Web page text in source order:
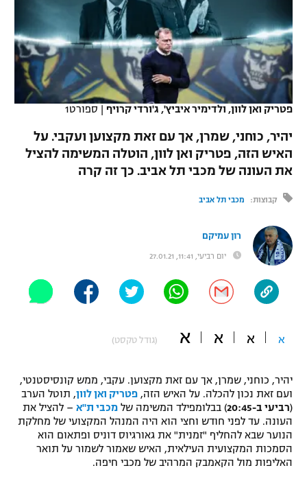
VOD
רץ ברשת
תוצאות
ברחבה
"מעל הליגה" – פודקאסט
תקנון משתתפים וזוכים בפרסים
תקנון עבור פעילות אלקטרה
טניס
גיימינג E-Sports
נבחרת ישראל
מכבי חיפה
בית"ר ירושלים
מכבי תל אביב
הפועל תל אביב
מכבי נתניה
בני יהודה
ליגה ספרדית
ליגה איטלקית
ליגה צרפתית
ליגה טורקית
ליגה סינית
ליגה ברזילאית
ליגות נוספות
מכבי תל אביב
הפועל חולון
הפועל ירושלים
דני אבדיה
יורוליג
יורוקאפ
טניס
כדוריד
כדורעף
שחייה
ג'ודו
אגרוף
ספורט אולימפי
היאבקות WWE
אופניים
פוטבול אמריקאי NFL
בייסבול MLB
פטריק ואן לוון, ולדימיר איביץ', ג'ורדי קרויף | ספורט1
יהיר, כוחני, שמרן, אך עם זאת מקצוען ועקבי. על
האיש הזה, פטריק ואן לוון, הוטלה המשימה להציל
את העונה של מכבי תל אביב. כך זה קרה
קבוצות: מכבי תל אביב
רון עמיקם
יום רביעי, 11:41, 27.01.21
א א א א (גודל טקסט)
יהיר, כוחני, שמרן, אך עם זאת מקצוען. עקבי, ממש קונסיסטנטי,
ועם זאת נכון להכלה. על האיש הזה, פטריק ואן לוון, תוטל הערב
(רביעי ב-20:45 ) בבלומפילד המשימה של מכבי ת"א – להציל את
העונה. עד לפני חודש וחצי הוא היה המנהל המקצועי של מחלקת
הנוער שבא להחליף "זמנית" את גאורגיוס דוניס ופתאום הוא
הסמכות המקצועית העילאית, האיש שאמור לשמור על תואר
האליפות מול הקאמבק המרהיב של מכבי חיפה.